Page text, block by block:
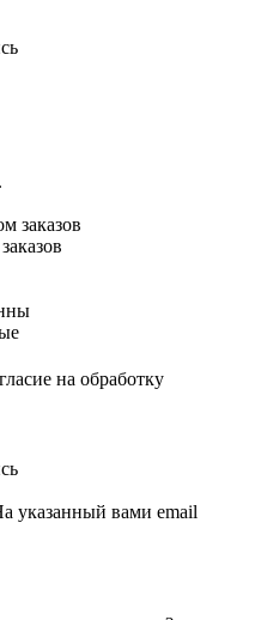
на обработку
указанный вами email